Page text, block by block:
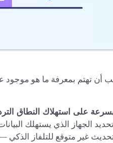
أن تهتم بمعرفة ما هو
على استهلاك النطاق
الجهاز الذي يستهلك
تحديث غير متوقع للتلفاز الذكي